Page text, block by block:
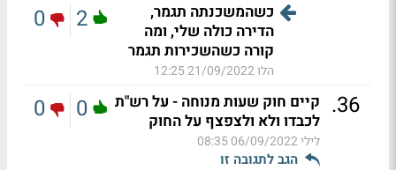
כשהמשכנתה תגמר,
הדירה כולה שלי, ומה
קורה כשהשכירות תגמר
הלו21/09/2022 12:25
2
0
36
. קיים חוק שעות מנוחה - על רש"ת
לכבדו ולא ולצפצף על החוק
לילי06/09/2022 08:35
הגב לתגובה זו
0
0